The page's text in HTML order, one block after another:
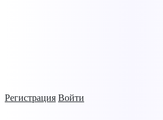
Регистрация Войти